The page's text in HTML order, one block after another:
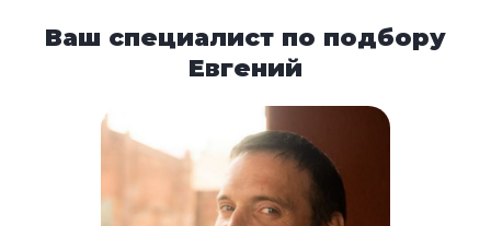
Ваш специалист по подбору
Евгений